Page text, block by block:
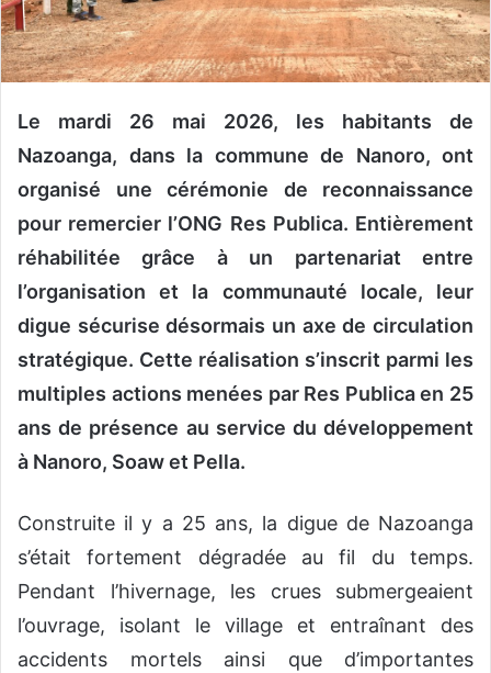
u
r
r
e
Le mardi 26 mai 2026, les habitants de
Nazoanga, dans la commune de Nanoro, ont
organisé une cérémonie de reconnaissance
pour remercier l’ONG Res Publica. Entièrement
réhabilitée grâce à un partenariat entre
l’organisation et la communauté locale, leur
digue sécurise désormais un axe de circulation
stratégique. Cette réalisation s’inscrit parmi les
multiples actions menées par Res Publica en 25
ans de présence au service du développement
à Nanoro, Soaw et Pella.
Construite il y a 25 ans, la digue de Nazoanga
s’était fortement dégradée au fil du temps.
Pendant l’hivernage, les crues submergeaient
l’ouvrage, isolant le village et entraînant des
accidents mortels ainsi que d’importantes